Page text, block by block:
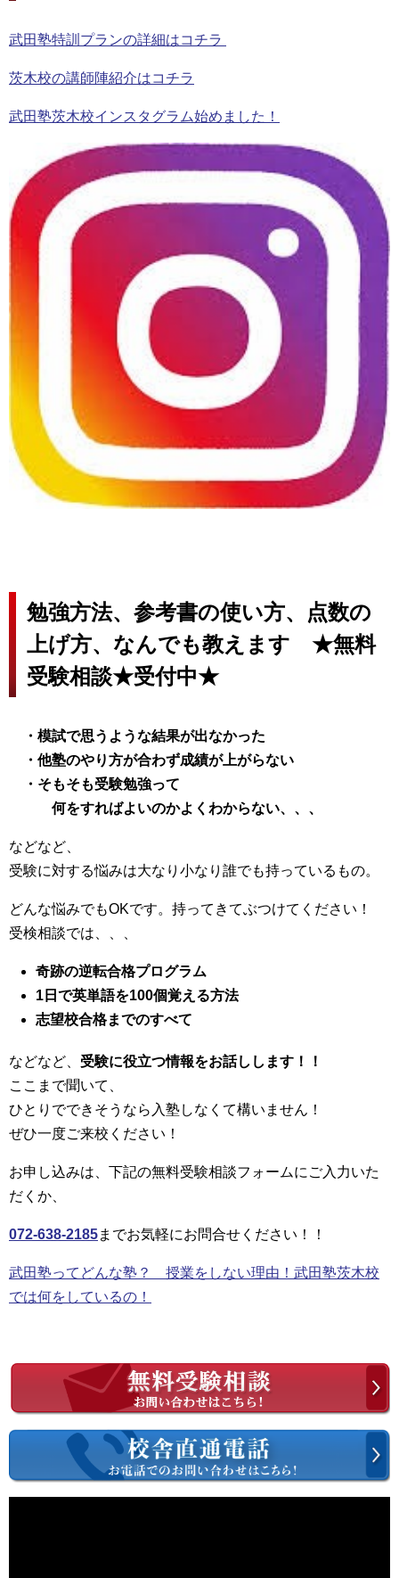
武田塾特訓プランの詳細はコチラ
茨木校の講師陣紹介はコチラ
武田塾茨木校インスタグラム始めました！
勉強方法、参考書の使い方、点数の
上げ方、なんでも教えます ★無料
受験相談★受付中★
・模試で思うような結果が出なかった
・他塾のやり方が合わず成績が上がらない
・そもそも受験勉強って
何をすればよいのかよくわからない、、、
などなど、
受験に対する悩みは大なり小なり誰でも持っているもの。
どんな悩みでもOKです。持ってきてぶつけてください！
受検相談では、、、
奇跡の逆転合格プログラム
1日で英単語を100個覚える方法
志望校合格までのすべて
などなど、 受験に役立つ情報をお話しします！！
ここまで聞いて、
ひとりでできそうなら入塾しなくて構いません！
ぜひ一度ご来校ください！
お申し込みは、下記の無料受験相談フォームにご入力いた
だくか、
072-638-2185までお気軽にお問合せください！！
武田塾ってどんな塾？ 授業をしない理由！武田塾茨木校
では何をしているの！